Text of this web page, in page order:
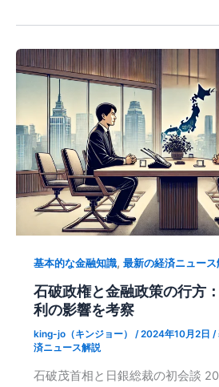
基本的な金融知識, 最新の経済ニュース
石破政権と金融政策の行方
利の影響を考察
king-jo（キンジョー） /2024年10月2日 /
済ニュース解説
石破茂首相と日銀総裁の初会談